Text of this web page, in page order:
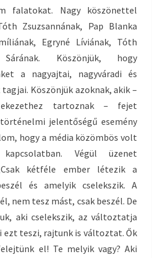
falatokat. Nagy köszönettel
Zsuzsannának, Pap Blanka
Egryné Líviának, Tóth
Köszönjük, hogy
a nagyajtai, nagyváradi és
Köszönjük azoknak, akik –
tartoznak – fejet
jelentőségű esemény
hogy a média közömbös volt
Végül üzenet
kétféle ember létezik a
és amelyik cselekszik. A
nem tesz mást, csak beszél. De
aki cselekszik, az változtatja
ezt teszi, rajtunk is változtat. Ők
el! Te melyik vagy? Aki